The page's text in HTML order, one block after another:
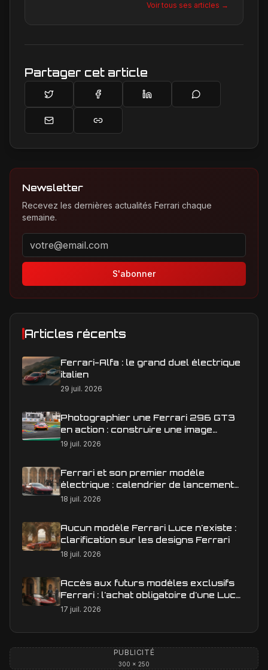
une passion contagieuse les dernières
créations, notamment chez Ferrari, sa marque
Voir tous ses articles →
Partager cet article
Newsletter
Recevez les dernières actualités Ferrari chaque
semaine.
Adresse email pour la newsletter
S'abonner
Articles récents
Ferrari-Alfa : le grand duel électrique
italien
29 juil. 2026
Photographier une Ferrari 296 GT3
en action : construire une image
éditoriale qui raconte la course
19 juil. 2026
Ferrari et son premier modèle
électrique : calendrier de lancement
en Europe
18 juil. 2026
Aucun modèle Ferrari Luce n'existe :
clarification sur les designs Ferrari
18 juil. 2026
Accès aux futurs modèles exclusifs
Ferrari : l'achat obligatoire d'une Luce
est-il une réalité ?
17 juil. 2026
PUBLICITÉ
300 × 250